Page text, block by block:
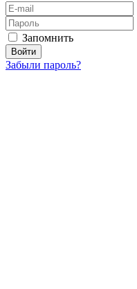
Запомнить
Забыли пароль?